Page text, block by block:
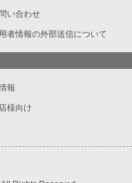
い合わせ
者情報の外部送信について
報
様向け